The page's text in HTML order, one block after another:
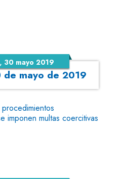
mayo de 2019
30 mayo 2019
imponen multas coercitivas